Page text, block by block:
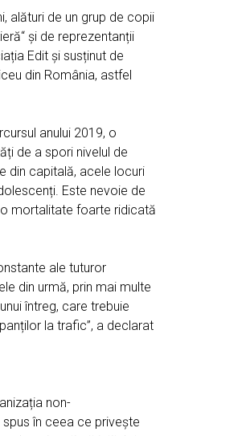
alături de un grup de copii
și de reprezentanții
Edit și susținut de
din România, astfel
anului 2019, o
de a spori nivelul de
din capitală, acele locuri
Este nevoie de
mortalitate foarte ridicată
ale tuturor
din urmă, prin mai multe
întreg, care trebuie
la trafic”, a declarat
non-
în ceea ce privește